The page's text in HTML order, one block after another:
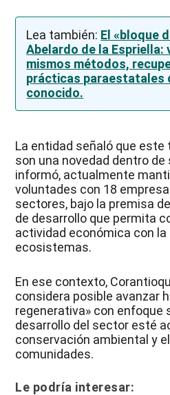
Lea también: El «bloque
Abelardo de la Espriella:
mismos métodos,
prácticas paraestatales
conocido.
La entidad señaló que este
son una novedad dentro de
informó, actualmente
voluntades con 18
sectores, bajo la premisa
de desarrollo que permita
actividad económica con
ecosistemas.
En ese contexto,
considera posible avanzar
regenerativa» con enfoque
desarrollo del sector esté
conservación ambiental y
comunidades.
Le podría interesar: